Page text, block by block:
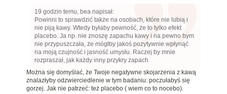
19 godzin temu, bea napisał:
Powinni to sprawdzić także na osobach, które nie lubią i
nie piją kawy. Wtedy byłaby pewność, że to tylko efekt
placebo. Ja np. nie znoszę zapachu kawy i na pewno bym
nie przypuszczała, że mógłby jakoś pozytywnie wpłynąć
na moją czujność i jasność umysłu. Raczej by mnie
rozpraszał, jak każdy inny przykry zapach
Można się domyślać, że Twoje negatywne skojarzenia z kawą
znalazłyby odzwierciedlenie w tym badaniu: poczułabyś się
gorzej. Jak nie patrzeć: też placebo ( wiem co to nocebo).